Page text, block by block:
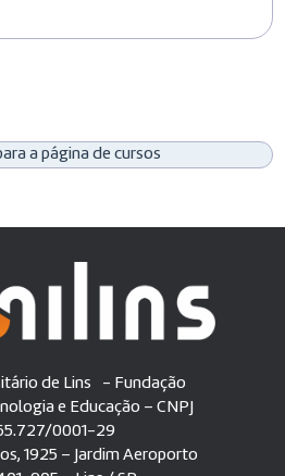
a página de cursos
de Lins - Fundação
e Educação – CNPJ
0001-29
1925 – Jardim Aeroporto